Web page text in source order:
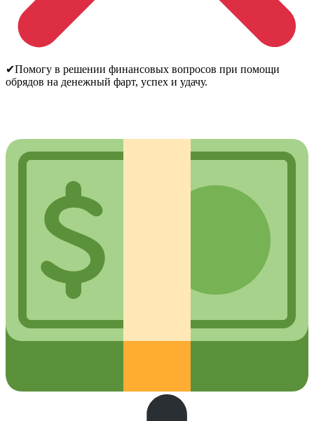
✔Помогу в решении финансовых вопросов при помощи
обрядов на денежный фарт, успех и удачу.